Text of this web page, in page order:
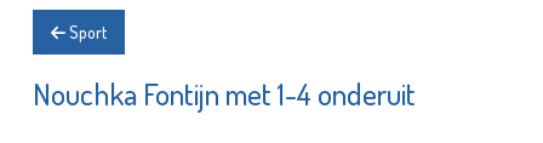
Sport
Nouchka Fontijn met 1-4 onderuit